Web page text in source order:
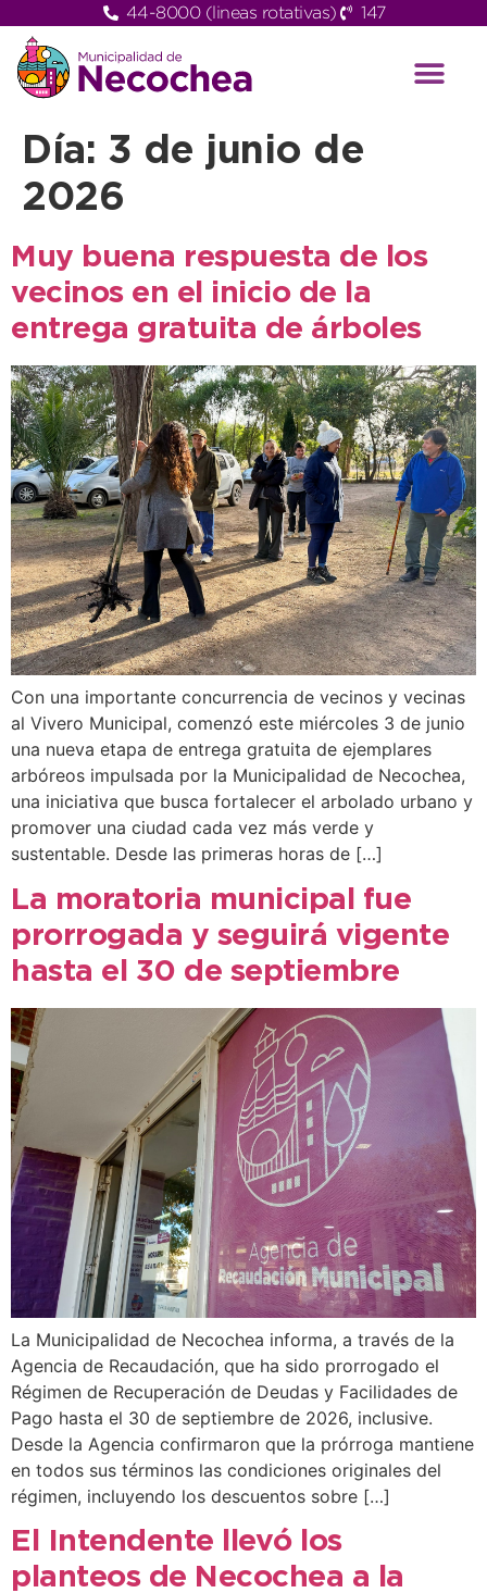
44-8000 (lineas rotativas) 147
Día: 3 de junio de
2026
Muy buena respuesta de los
vecinos en el inicio de la
entrega gratuita de árboles
Con una importante concurrencia de vecinos y vecinas
al Vivero Municipal, comenzó este miércoles 3 de junio
una nueva etapa de entrega gratuita de ejemplares
arbóreos impulsada por la Municipalidad de Necochea,
una iniciativa que busca fortalecer el arbolado urbano y
promover una ciudad cada vez más verde y
sustentable. Desde las primeras horas de […]
La moratoria municipal fue
prorrogada y seguirá vigente
hasta el 30 de septiembre
La Municipalidad de Necochea informa, a través de la
Agencia de Recaudación, que ha sido prorrogado el
Régimen de Recuperación de Deudas y Facilidades de
Pago hasta el 30 de septiembre de 2026, inclusive.
Desde la Agencia confirmaron que la prórroga mantiene
en todos sus términos las condiciones originales del
régimen, incluyendo los descuentos sobre […]
El Intendente llevó los
planteos de Necochea a la